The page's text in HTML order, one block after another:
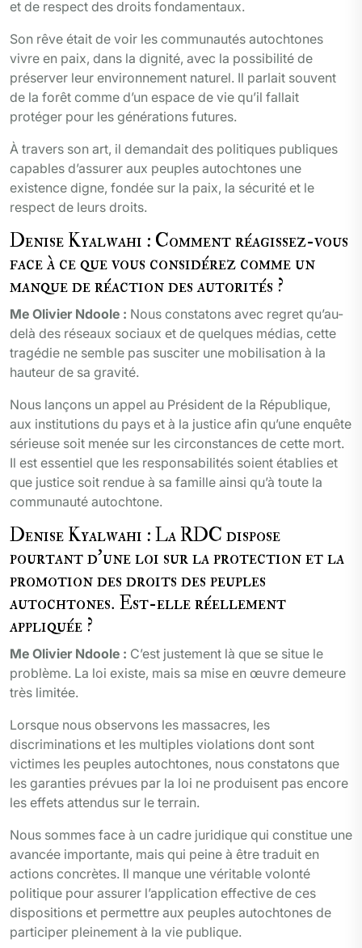
et de respect des droits fondamentaux.
Son rêve était de voir les communautés autochtones
vivre en paix, dans la dignité, avec la possibilité de
préserver leur environnement naturel. Il parlait souvent
de la forêt comme d’un espace de vie qu’il fallait
protéger pour les générations futures.
À travers son art, il demandait des politiques publiques
capables d’assurer aux peuples autochtones une
existence digne, fondée sur la paix, la sécurité et le
respect de leurs droits.
Denise Kyalwahi : Comment réagissez-vous
face à ce que vous considérez comme un
manque de réaction des autorités ?
Me Olivier Ndoole : Nous constatons avec regret qu’au-
delà des réseaux sociaux et de quelques médias, cette
tragédie ne semble pas susciter une mobilisation à la
hauteur de sa gravité.
Nous lançons un appel au Président de la République,
aux institutions du pays et à la justice afin qu’une enquête
sérieuse soit menée sur les circonstances de cette mort.
Il est essentiel que les responsabilités soient établies et
que justice soit rendue à sa famille ainsi qu’à toute la
communauté autochtone.
Denise Kyalwahi : La RDC dispose
pourtant d’une loi sur la protection et la
promotion des droits des peuples
autochtones. Est-elle réellement
appliquée ?
Me Olivier Ndoole : C’est justement là que se situe le
problème. La loi existe, mais sa mise en œuvre demeure
très limitée.
Lorsque nous observons les massacres, les
discriminations et les multiples violations dont sont
victimes les peuples autochtones, nous constatons que
les garanties prévues par la loi ne produisent pas encore
les effets attendus sur le terrain.
Nous sommes face à un cadre juridique qui constitue une
avancée importante, mais qui peine à être traduit en
actions concrètes. Il manque une véritable volonté
politique pour assurer l’application effective de ces
dispositions et permettre aux peuples autochtones de
participer pleinement à la vie publique.